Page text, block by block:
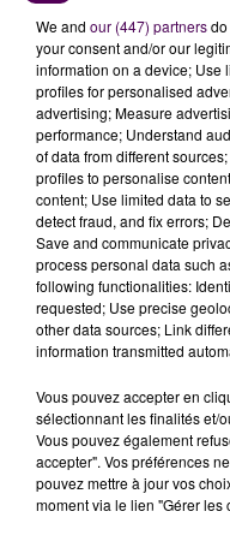
À LA UNE
31
Gagnez
11 juillet
Kids !
12h00
We and our (447) partners
your consent and/or our
information on a device; Use
profiles for personalised
advertising; Measure
performance; Understand
of data from different
profiles to personalise
content; Use limited data to
detect fraud, and fix errors;
Save and communicate
process personal data such
following functionalities:
requested; Use precise
other data sources; Link
information transmitted
Vous pouvez accepter en
sélectionnant les finalités et/
Vous pouvez également
accepter". Vos préférences
pouvez mettre à jour vos
moment via le lien "Gérer